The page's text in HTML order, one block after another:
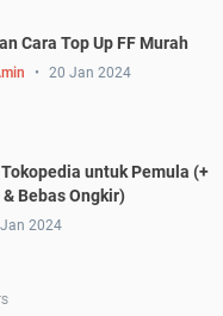
Cara Top Up FF Murah
20 Jan 2024
untuk Pemula (+
Bebas Ongkir)
2024